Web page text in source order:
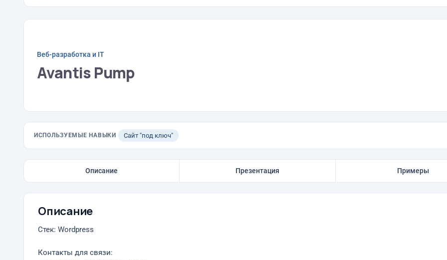
Веб-разработка и IT
Avantis Pump
ИСПОЛЬЗУЕМЫЕ НАВЫКИ Сайт "под ключ"
Описание Презентация Примеры
Описание
Стек: Wordpress
Контакты для связи: